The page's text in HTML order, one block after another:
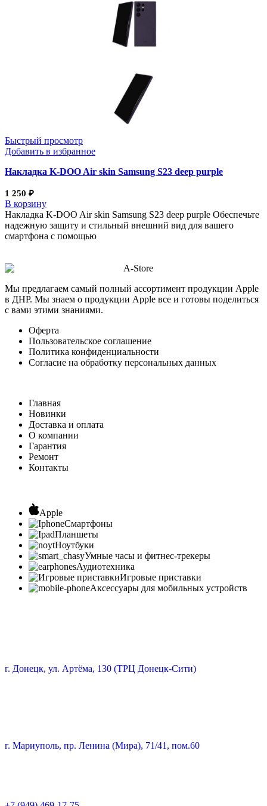
Быстрый просмотр
Добавить в избранное
Накладка K-DOO Air skin Samsung S23 deep purple
1 250 ₽
В корзину
Накладка K-DOO Air skin Samsung S23 deep purple Обеспечьте
надежную защиту и стильный внешний вид для вашего
смартфона с помощью
Мы предлагаем самый полный ассортимент продукции Apple
в ДНР. Мы знаем о продукции Apple все и готовы поделиться
с вами этими знаниями.
Оферта
Пользовательское соглашение
Политика конфиденциальности
Согласие на обработку персональных данных
Главная
Новинки
Доставка и оплата
О компании
Гарантия
Ремонт
Контакты
Apple
Смартфоны
Планшеты
Ноутбуки
Умные часы и фитнес-трекеры
Аудиотехника
Игровые приставки
Аксессуары для мобильных устройств
г. Донецк, ул. Артёма, 130 (ТРЦ Донецк-Сити)
г. Мариуполь, пр. Ленина (Мира), 71/41, пом.60